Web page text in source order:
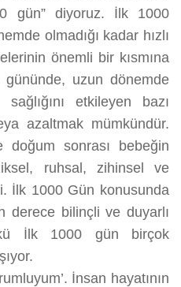
gün” diyoruz. İlk 1000
olmadığı kadar hızlı
önemli bir kısmına
uzun dönemde
etkileyen bazı
azaltmak mümkündür.
sonrası bebeğin
ruhsal, zihinsel ve
İlk 1000 Gün konusunda
derece bilinçli ve duyarlı
İlk 1000 gün birçok
İnsan hayatının